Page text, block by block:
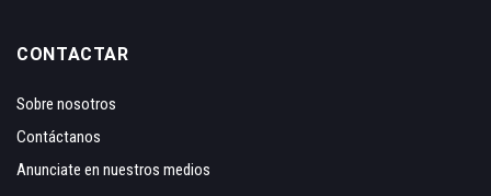
CONTACTAR
Sobre nosotros
Contáctanos
Anunciate en nuestros medios